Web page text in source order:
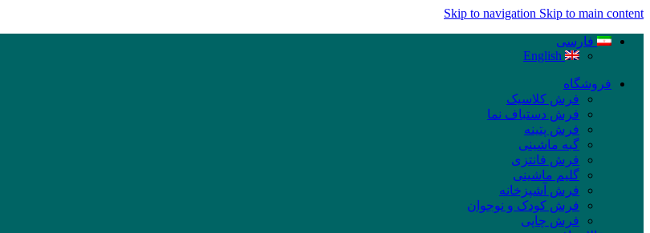
Skip to navigation Skip to main content
فارسی
English
فروشگاه
فرش کلاسیک
فرش دستباف نما
فرش پتینه
گبه ماشینی
فرش فانتزی
گلیم ماشینی
فرش آشپزخانه
فرش کودک و نوجوان
فرش چاپی